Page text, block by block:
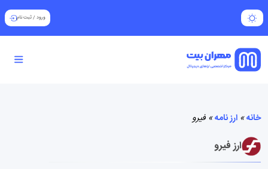
ورود /ثبت نام
خانه» ارز نامه» فیرو
ارز فیرو